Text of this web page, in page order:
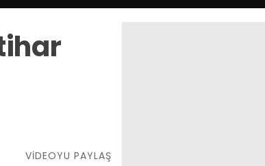
VİDEOYU PAYLAŞ